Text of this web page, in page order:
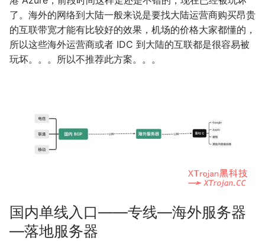
了。海外的网络到大陆一般来说是要找大陆运营商购买昂贵
的互联带宽才能有比较好的效果，机场的价格大家都懂的，
所以这些海外运营商或者 IDC 到大陆的互联都是很容易被
玩坏。。。所以不推荐此方案。。。
国内单线入口——专线—海外服务器
—落地服务器